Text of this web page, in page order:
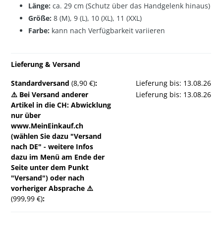
Länge: ca. 29 cm (Schutz über das Handgelenk hinaus)
Größe: 8 (M), 9 (L), 10 (XL), 11 (XXL)
Farbe: kann nach Verfügbarkeit variieren
Lieferung & Versand
Standardversand (8,90 €):
Lieferung bis: 13.08.26
⚠️ Bei Versand anderer
Artikel in die CH: Abwicklung
nur über
www.MeinEinkauf.ch
(wählen Sie dazu "Versand
nach DE" - weitere Infos
dazu im Menü am Ende der
Seite unter dem Punkt
"Versand") oder nach
vorheriger Absprache ⚠️
(999,99 €):
Lieferung bis: 13.08.26